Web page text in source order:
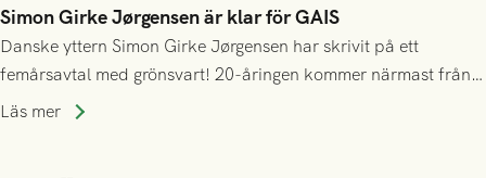
Simon Girke Jørgensen är klar för GAIS
Danske yttern Simon Girke Jørgensen har skrivit på ett
femårsavtal med grönsvart! 20-åringen kommer närmast från
spel i färöiska Skála IF.
Läs mer